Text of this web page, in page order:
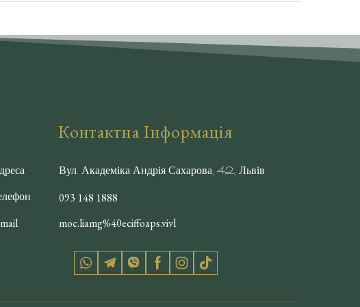
Контактна Інформація
Вул. Академіка Андрія Сахарова, 42, Львів
093 148 1888
moc.liamg%40eciffoaps.vivl